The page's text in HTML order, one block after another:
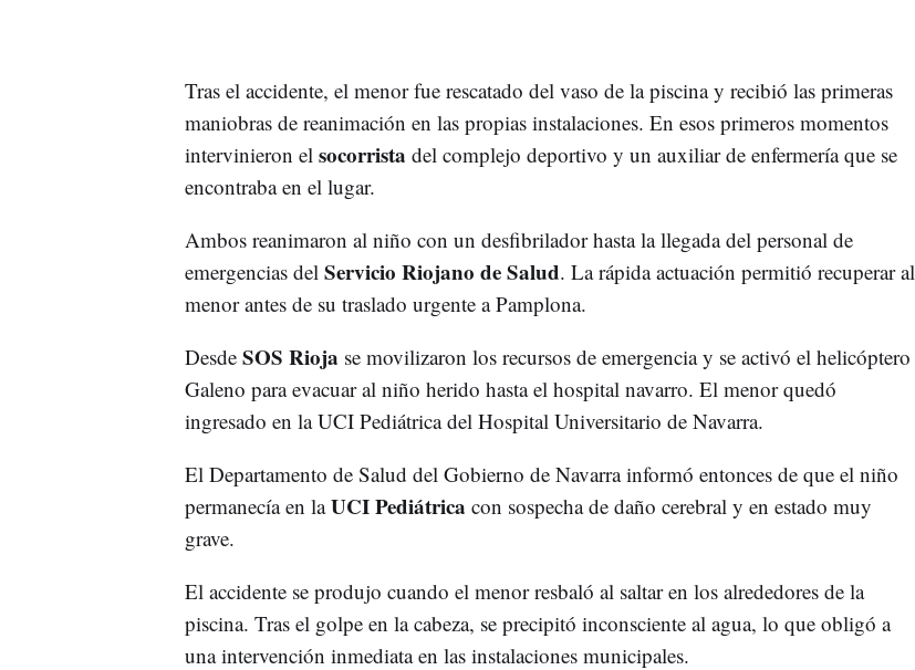
Tras el accidente, el menor fue rescatado del vaso de la piscina y recibió las primeras
maniobras de reanimación en las propias instalaciones. En esos primeros momentos
intervinieron el socorrista del complejo deportivo y un auxiliar de enfermería que se
encontraba en el lugar.
Ambos reanimaron al niño con un desfibrilador hasta la llegada del personal de
emergencias del Servicio Riojano de Salud. La rápida actuación permitió recuperar al
menor antes de su traslado urgente a Pamplona.
Desde SOS Rioja se movilizaron los recursos de emergencia y se activó el helicóptero
Galeno para evacuar al niño herido hasta el hospital navarro. El menor quedó
ingresado en la UCI Pediátrica del Hospital Universitario de Navarra.
El Departamento de Salud del Gobierno de Navarra informó entonces de que el niño
permanecía en laUCI Pediátrica con sospecha de daño cerebral y en estado muy
grave.
El accidente se produjo cuando el menor resbaló al saltar en los alrededores de la
piscina. Tras el golpe en la cabeza, se precipitó inconsciente al agua, lo que obligó a
una intervención inmediata en las instalaciones municipales.